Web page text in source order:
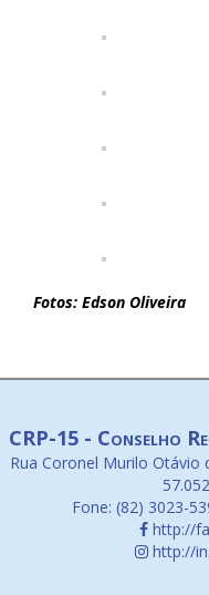
Fotos: Edson Oliveira
CRP-15 - Conselho
Rua Coronel Murilo Otávio
Fone: (82) 3023-
http://
http://